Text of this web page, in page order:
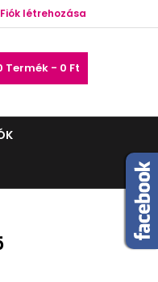
Fiók létrehozása
Termék - 0 Ft